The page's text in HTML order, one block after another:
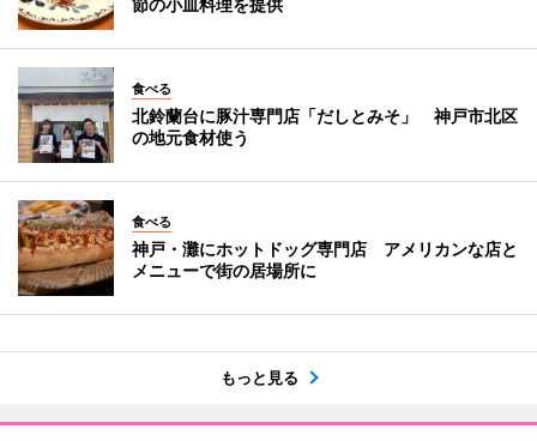
節の小皿料理を提供
食べる
北鈴蘭台に豚汁専門店「だしとみそ」 神戸市北区
の地元食材使う
食べる
神戸・灘にホットドッグ専門店 アメリカンな店と
メニューで街の居場所に
もっと見る